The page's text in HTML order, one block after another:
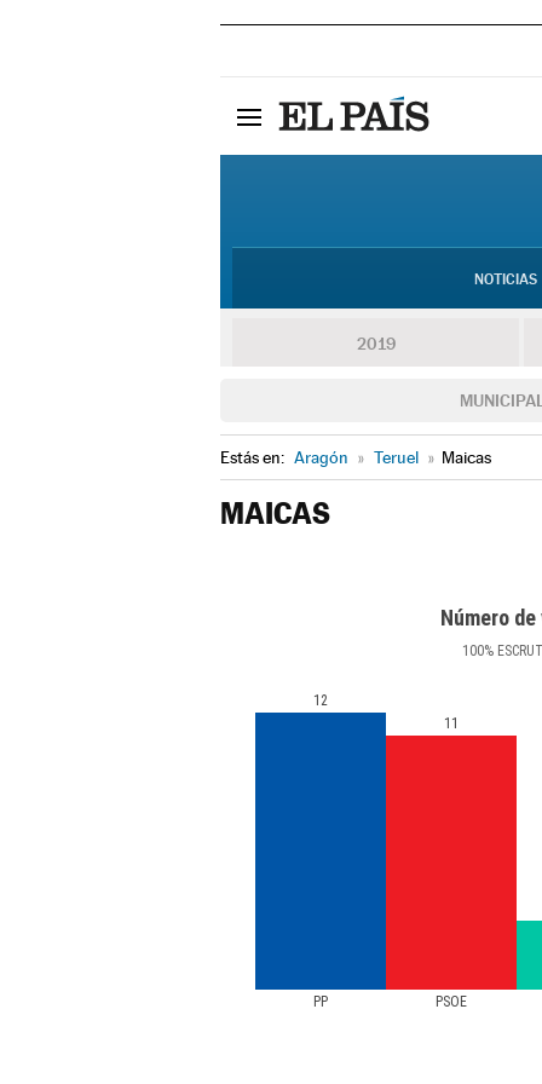
NOTICIAS
2019
Estás en: Aragón » Teruel » Maicas
MAICAS
Número
100%
PP PSOE
12
11